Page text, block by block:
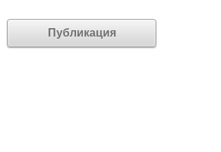
Публикация